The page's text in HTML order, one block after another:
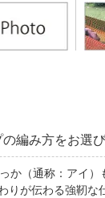
編み方をお選
か（通称：アイ
りが伝わる強靭な